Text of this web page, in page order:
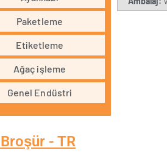
Paketleme
Etiketleme
Ağaç işleme
Genel Endüstri
- TR